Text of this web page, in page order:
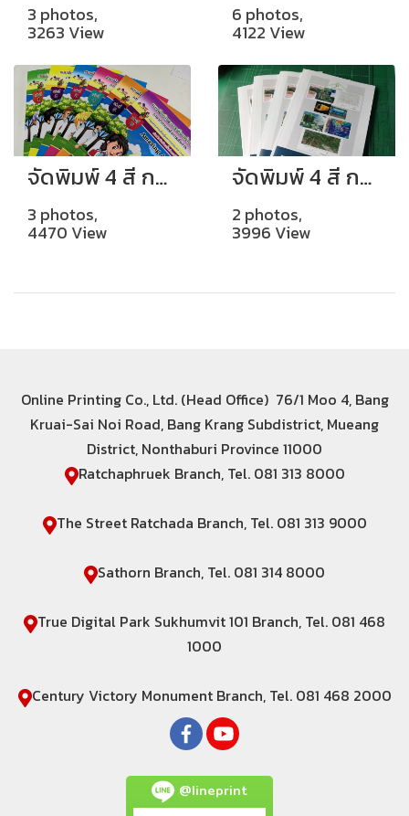
3 photos,
3263 View
6 photos,
4122 View
จัดพิมพ์ 4 สี กระดาษอาร์ตมัน 130 แกรม เข้าเล่มไสกาว
3 photos,
4470 View
จัดพิมพ์ 4 สี กระดาษอาร์ตมัน 105 แกรม ปก 230 แกรม มันเข้าเล่มไสกาว
2 photos,
3996 View
Online Printing Co., Ltd. (Head Office) 76/1 Moo 4, Bang
Kruai-Sai Noi Road, Bang Krang Subdistrict, Mueang
District, Nonthaburi Province 11000
Ratchaphruek Branch, Tel. 081 313 8000
The Street Ratchada Branch, Tel. 081 313 9000
Sathorn Branch, Tel. 081 314 8000
True Digital Park Sukhumvit 101 Branch, Tel. 081 468
1000
Century Victory Monument Branch, Tel. 081 468 2000
@lineprint